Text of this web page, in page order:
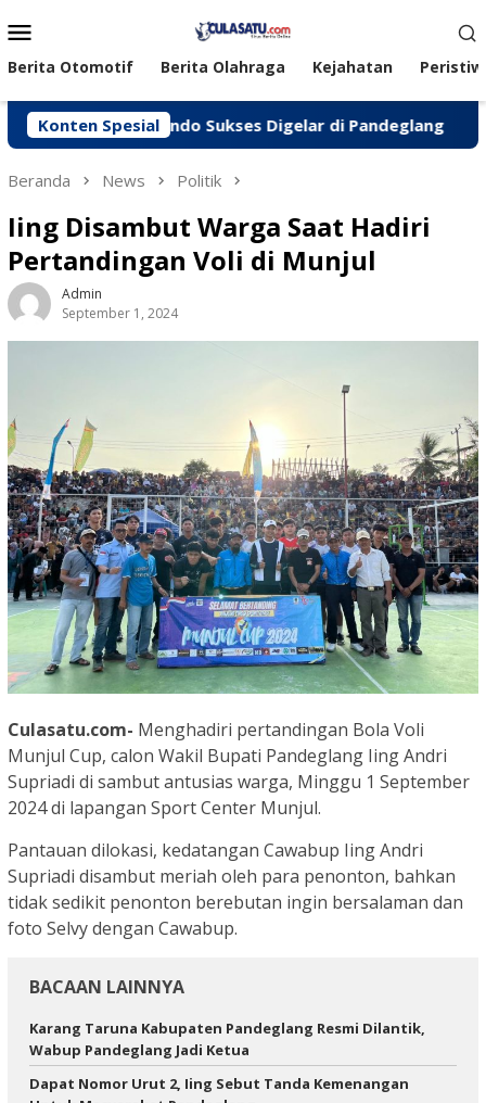
ke
kontenMobile
Berita Otomotif Berita Olahraga Kejahatan
Konten Spesial
Jasindo Sukses Digelar di Pandeglang ‎Polres
Beranda News Politik
Iing Disambut Warga Saat Hadiri
Pertandingan Voli di Munjul
Admin
September 1, 2024
Culasatu.com- Menghadiri pertandingan Bola Voli
Munjul Cup, calon Wakil Bupati Pandeglang Iing Andri
Supriadi di sambut antusias warga, Minggu 1 September
2024 di lapangan Sport Center Munjul.
Pantauan dilokasi, kedatangan Cawabup Iing Andri
Supriadi disambut meriah oleh para penonton, bahkan
tidak sedikit penonton berebutan ingin bersalaman dan
foto Selvy dengan Cawabup.
BACAAN LAINNYA
Karang Taruna Kabupaten Pandeglang Resmi Dilantik,
Wabup Pandeglang Jadi Ketua
Dapat Nomor Urut 2, Iing Sebut Tanda Kemenangan